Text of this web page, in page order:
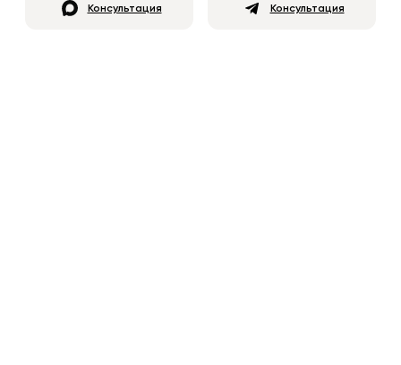
Консультация Консультация